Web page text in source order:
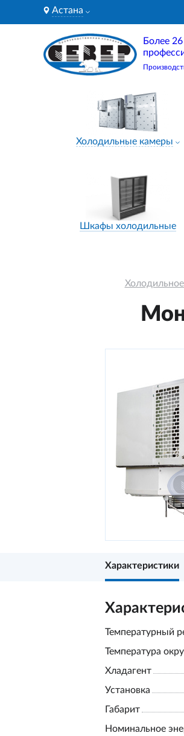
Астана
Более
Холодильные камеры
Шкафы холодильные
Характеристики
Температурный
Температура
Хладагент
Установка
Габарит
Номинальное